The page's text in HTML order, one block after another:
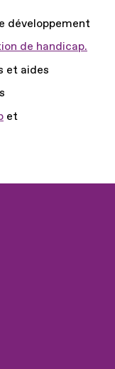
développement
de handicap.
et aides
et